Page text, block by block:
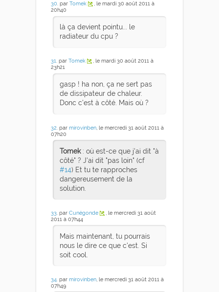
30. par Tomek
, le mardi 30 août 2011 à
20h40
là ça devient pointu... le
radiateur du cpu ?
31. par Tomek
, le mardi 30 août 2011 à
23h21
gasp ! ha non, ça ne sert pas
de dissipateur de chaleur.
Donc c'est à côté. Mais où ?
32 . par mirovinben , le mercredi 31 août 2011 à
07h20
Tomek: où est-ce que j'ai dit "à
côté" ? J'ai dit "pas loin" (cf
#14) Et tu te rapproches
dangereusement de la
solution.
33. par Cunégonde
, le mercredi 31 août
2011 à 07h44
Mais maintenant, tu pourrais
nous le dire ce que c'est. Si
soit cool.
34. par mirovinben, le mercredi 31 août 2011 à
07h49